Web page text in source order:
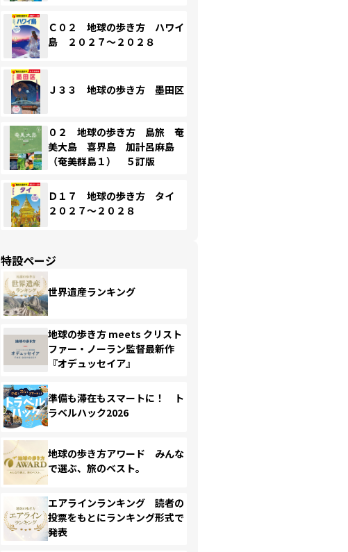
Ｃ０２ 地球の歩き方 ハワイ
島 ２０２７～２０２８
Ｊ３３ 地球の歩き方 墨田区
０２ 地球の歩き方 島旅 奄
美大島 喜界島 加計呂麻島
（奄美群島１） ５訂版
Ｄ１７ 地球の歩き方 タイ
２０２７～２０２８
特設ページ
世界遺産ランキング
地球の歩き方 meets クリスト
ファー・ノーラン監督最新作
『オデュッセイア』
準備も滞在もスマートに！ ト
ラベルハック2026
地球の歩き方アワード みんな
で選ぶ、旅のベスト。
エアラインランキング 読者の
投票をもとにランキング形式で
発表